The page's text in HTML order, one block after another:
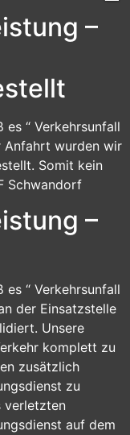
–
es “ Verkehrsunfall
Anfahrt wurden wir
Somit kein
Schwandorf
–
es “ Verkehrsunfall
der Einsatzstelle
Unsere
komplett zu
zusätzlich
zu
verletzten
auf dem